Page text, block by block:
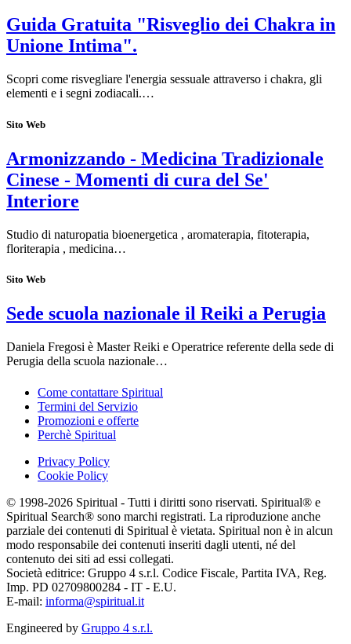
Guida Gratuita "Risveglio dei Chakra in
Unione Intima".
Scopri come risvegliare l'energia sessuale attraverso i chakra, gli
elementi e i segni zodiacali.…
Sito Web
Armonizzando - Medicina Tradizionale
Cinese - Momenti di cura del Se'
Interiore
Studio di naturopatia bioenergetica , aromaterapia, fitoterapia,
floriterapia , medicina…
Sito Web
Sede scuola nazionale il Reiki a Perugia
Daniela Fregosi è Master Reiki e Operatrice referente della sede di
Perugia della scuola nazionale…
Come contattare Spiritual
Termini del Servizio
Promozioni e offerte
Perchè Spiritual
Privacy Policy
Cookie Policy
© 1998-2026 Spiritual - Tutti i diritti sono riservati. Spiritual® e
Spiritual Search® sono marchi registrati. La riproduzione anche
parziale dei contenuti di Spiritual è vietata. Spiritual non è in alcun
modo responsabile dei contenuti inseriti dagli utenti, né del
contenuto dei siti ad essi collegati.
Società editrice: Gruppo 4 s.r.l. Codice Fiscale, Partita IVA, Reg.
Imp. PD 02709800284 - IT - E.U.
E-mail: informa@spiritual.it
Engineered by Gruppo 4 s.r.l.